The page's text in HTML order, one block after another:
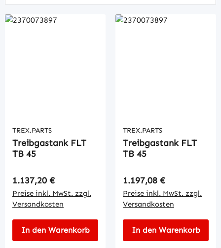
TREX.PARTS
Treibgastank FLT
TB 45
Regulärer Preis:
1.137,20 €
Preise inkl. MwSt. zzgl.
Versandkosten
In den Warenkorb
TREX.PARTS
Treibgastank FLT
TB 45
Regulärer Preis:
1.197,08 €
Preise inkl. MwSt. zzgl.
Versandkosten
In den Warenkorb